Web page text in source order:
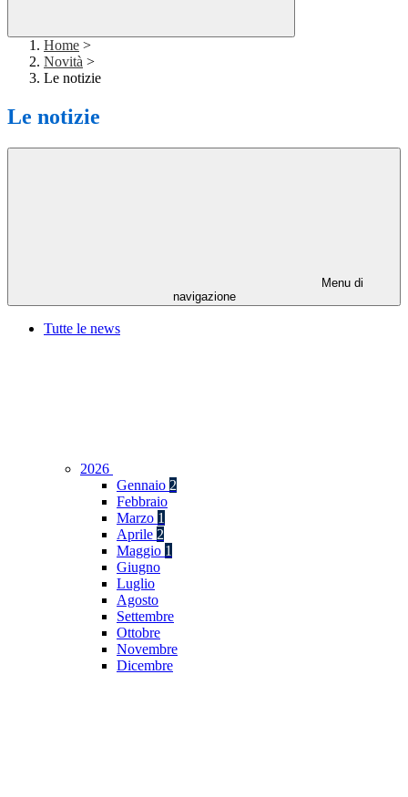
Home >
Novità >
Le notizie
Le notizie
Menu di
navigazione
Tutte le news
2026
Gennaio 2
Febbraio
Marzo 1
Aprile 2
Maggio 1
Giugno
Luglio
Agosto
Settembre
Ottobre
Novembre
Dicembre